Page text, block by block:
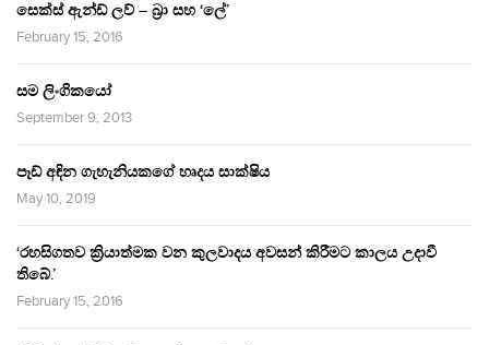
සෙක්ස් ඇන්ඩ් ලව් – බ්‍රා සහ ‘ලේ’
February 15, 2016
සම ලිංගිකයෝ
September 9, 2013
පෑඩ් අඳින ගැහැනියකගේ හෘදය සාක්ෂිය
May 10, 2019
‘රහසිගතව ක්‍රියාත්මක වන කුලවාදය අවසන් කිරීමට කාලය උදාවී
තිබේ.’
February 15, 2016